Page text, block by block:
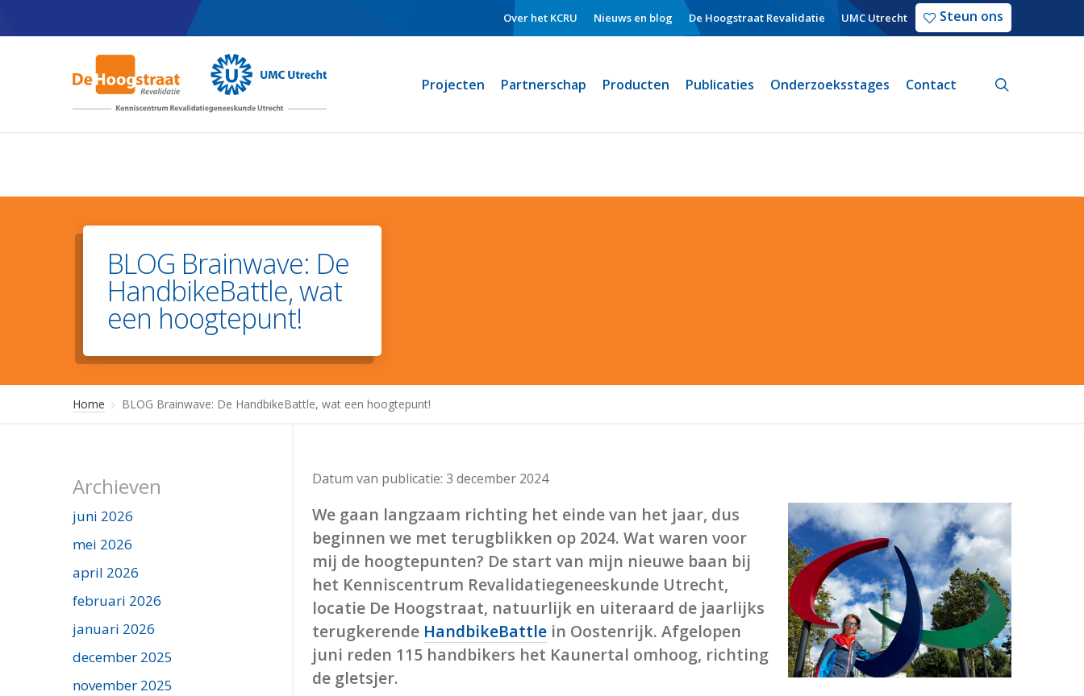
to
Over het KCRU Nieuws en blog De Hoogstraat Revalidatie UMC Utrecht Steun ons
Projecten Partnerschap Producten Publicaties Onderzoeksstages Contact
BLOG Brainwave: De
HandbikeBattle, wat
een hoogtepunt!
Home BLOG Brainwave: De HandbikeBattle, wat een hoogtepunt!
Archieven
juni 2026
mei 2026
april 2026
februari 2026
januari 2026
december 2025
november 2025
Datum van publicatie: 3 december 2024
We gaan langzaam richting het einde van het jaar, dus
beginnen we met terugblikken op 2024. Wat waren voor
mij de hoogtepunten? De start van mijn nieuwe baan bij
het Kenniscentrum Revalidatiegeneeskunde Utrecht,
locatie De Hoogstraat, natuurlijk en uiteraard de jaarlijks
terugkerende HandbikeBattlein Oostenrijk. Afgelopen
juni reden 115 handbikers het Kaunertal omhoog, richting
de gletsjer.